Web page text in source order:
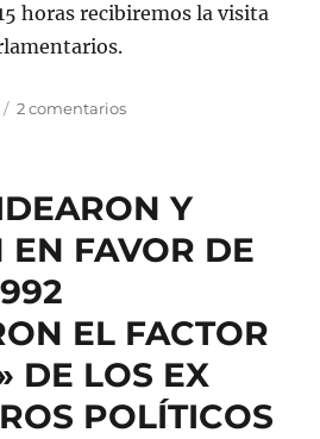
horas recibiremos la visita
2 comentariosen
NACIONAL
Y
EN FAVOR DE
EL FACTOR
DE LOS EX
POLÍTICOS